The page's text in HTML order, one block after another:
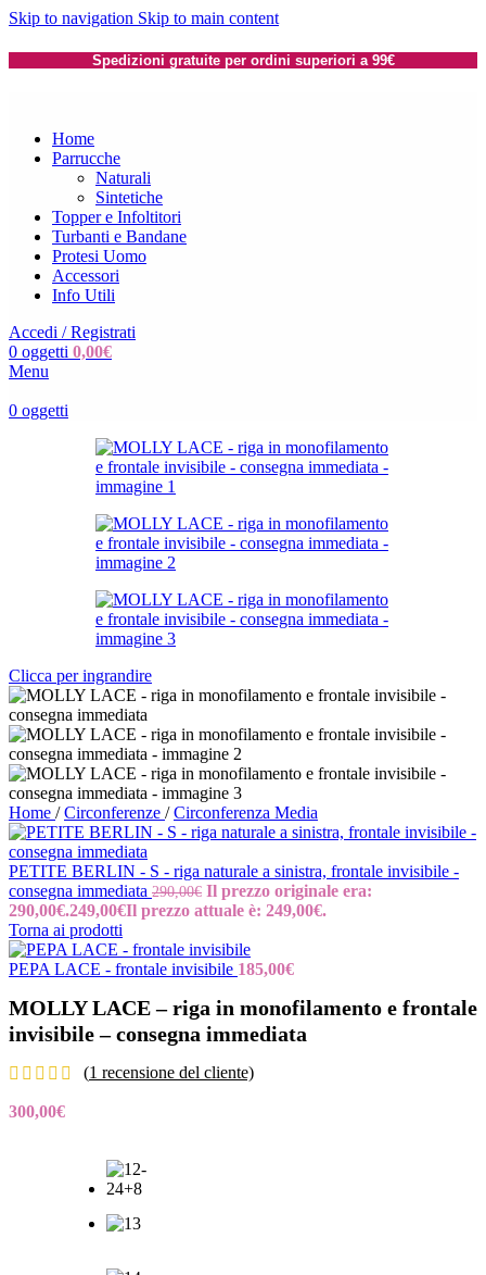
Skip to navigation Skip to main content
Spedizioni gratuite per ordini superiori a 99€
Home
Parrucche
Naturali
Sintetiche
Topper e Infoltitori
Turbanti e Bandane
Protesi Uomo
Accessori
Info Utili
Accedi / Registrati
0 oggetti 0,00€
Menu
0 oggetti
Clicca per ingrandire
Home / Circonferenze / Circonferenza Media
PETITE BERLIN - S - riga naturale a sinistra, frontale invisibile -
consegna immediata 290,00€ Il prezzo originale era:
290,00€.249,00€Il prezzo attuale è: 249,00€.
Torna ai prodotti
PEPA LACE - frontale invisibile 185,00€
MOLLY LACE – riga in monofilamento e frontale
invisibile – consegna immediata
(1 recensione del cliente)
300,00€